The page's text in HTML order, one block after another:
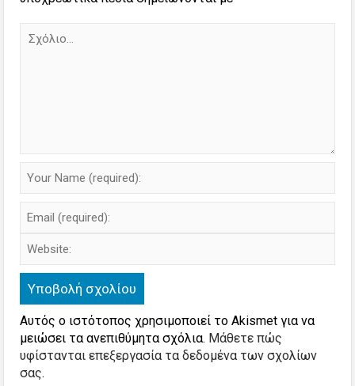
Αυτός ο ιστότοπος χρησιμοποιεί το Akismet για να
μειώσει τα ανεπιθύμητα σχόλια. Μάθετε πώς
υφίστανται επεξεργασία τα δεδομένα των σχολίων
σας.